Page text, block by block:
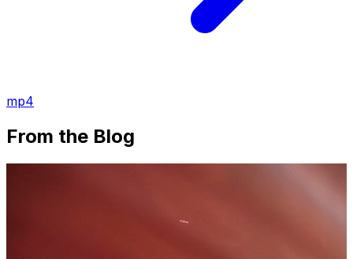
mp4
From the Blog